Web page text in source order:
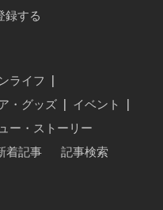
録する
ライフ
・グッズ イベント
ー・ストーリー
着記事
記事検索